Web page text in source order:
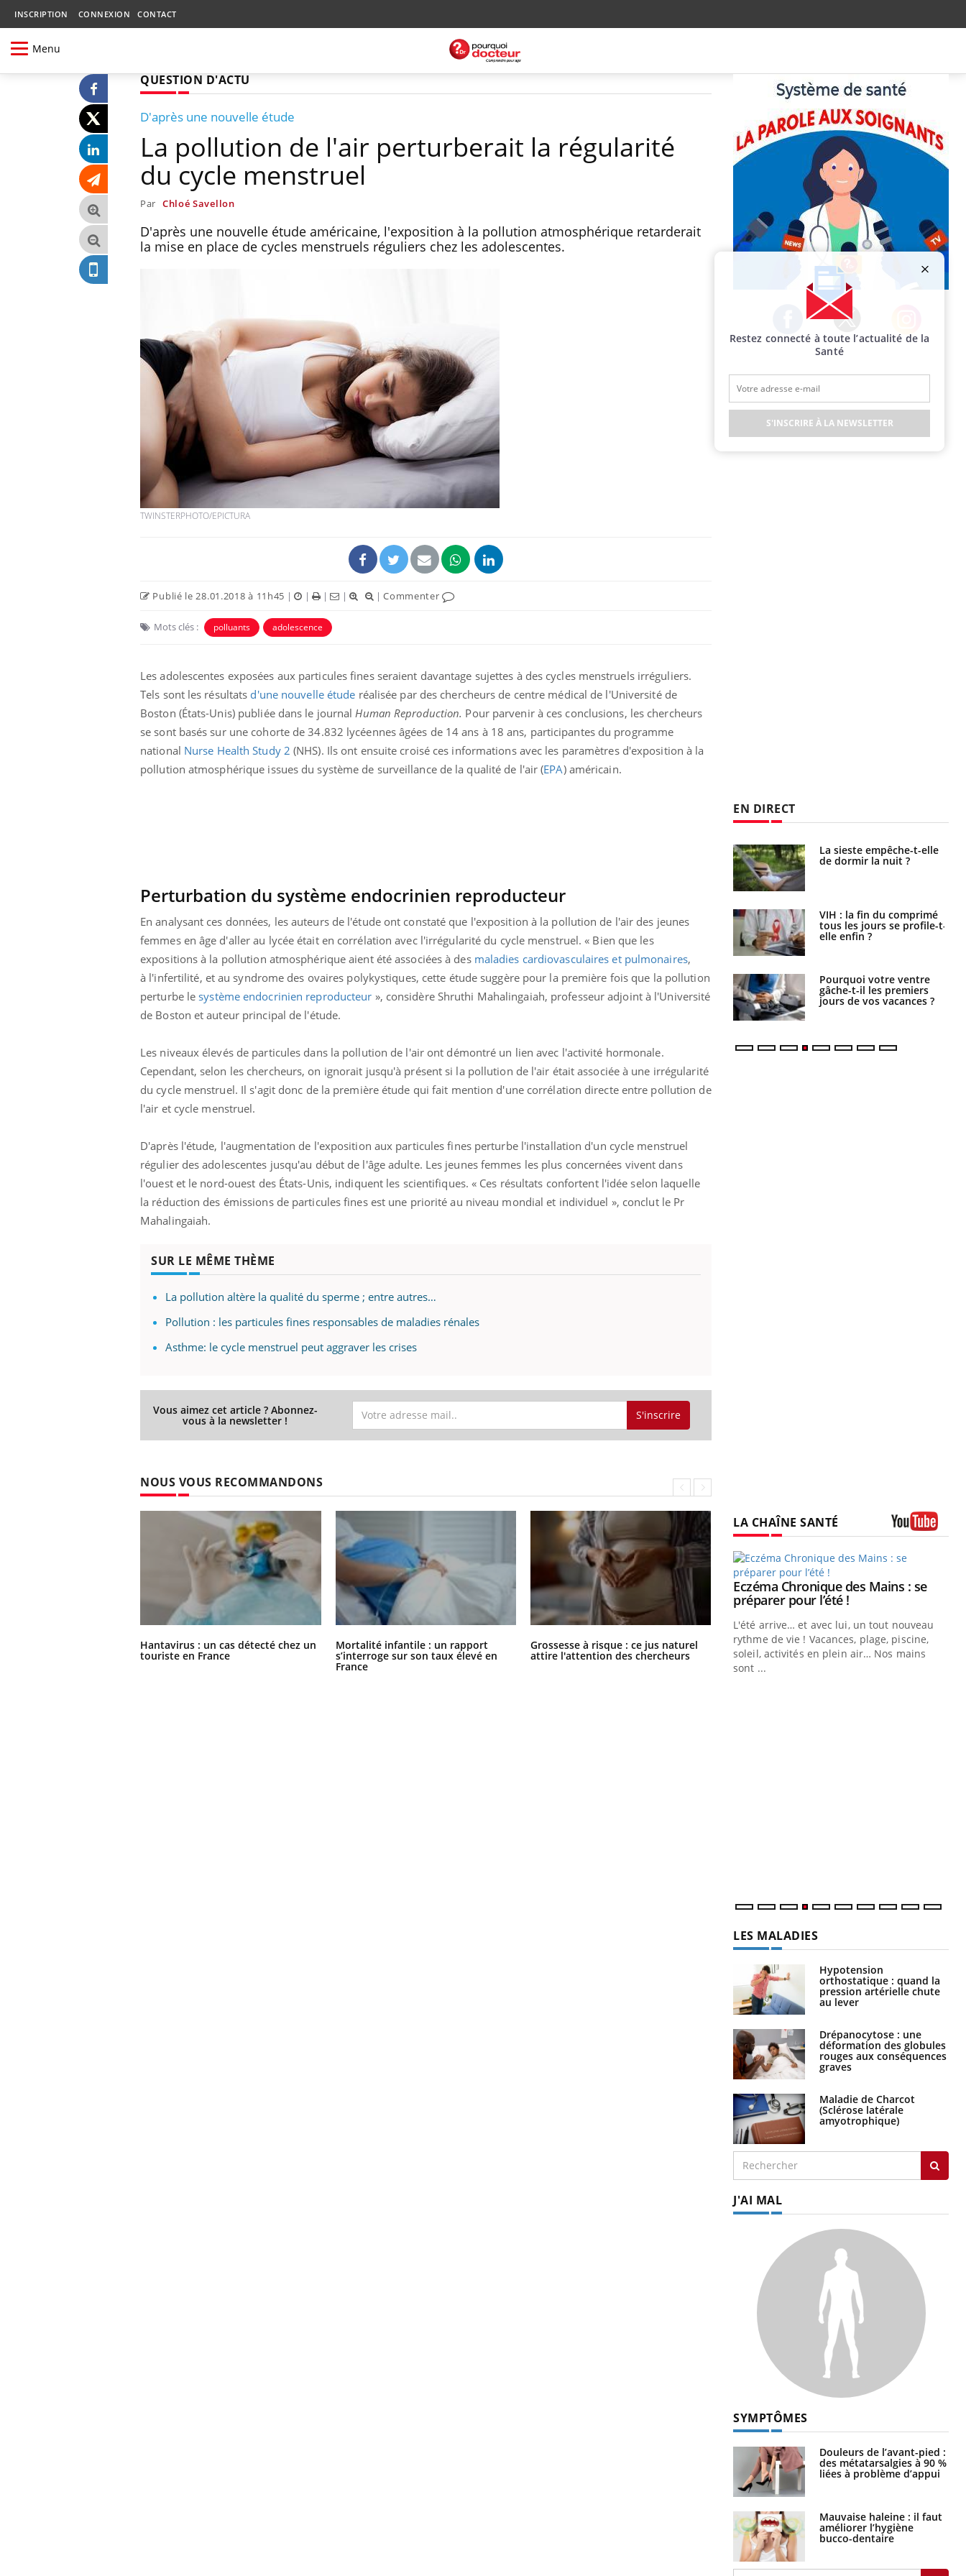
INSCRIPTION CONNEXION CONTACT
Menu
QUESTION D'ACTU
D'après une nouvelle étude
La pollution de l'air perturberait la régularité
du cycle menstruel
Par Chloé Savellon
D'après une nouvelle étude américaine, l'exposition à la pollution atmosphérique retarderait
la mise en place de cycles menstruels réguliers chez les adolescentes.
TWINSTERPHOTO/EPICTURA
Publié le 28.01.2018 à 11h45 | | | | |Commenter
Mots clés : polluants adolescence
Les adolescentes exposées aux particules fines seraient davantage sujettes à des cycles menstruels irréguliers.
Tels sont les résultats d'une nouvelle étude réalisée par des chercheurs de centre médical de l'Université de
Boston (États-Unis) publiée dans le journal Human Reproduction. Pour parvenir à ces conclusions, les chercheurs
se sont basés sur une cohorte de 34.832 lycéennes âgées de 14 ans à 18 ans, participantes du programme
national Nurse Health Study 2 (NHS). Ils ont ensuite croisé ces informations avec les paramètres d'exposition à la
pollution atmosphérique issues du système de surveillance de la qualité de l'air (EPA) américain.
Perturbation du système endocrinien reproducteur
En analysant ces données, les auteurs de l'étude ont constaté que l'exposition à la pollution de l'air des jeunes
femmes en âge d'aller au lycée était en corrélation avec l'irrégularité du cycle menstruel. « Bien que les
expositions à la pollution atmosphérique aient été associées à des maladies cardiovasculaires et pulmonaires,
à l'infertilité, et au syndrome des ovaires polykystiques, cette étude suggère pour la première fois que la pollution
perturbe le système endocrinien reproducteur », considère Shruthi Mahalingaiah, professeur adjoint à l'Université
de Boston et auteur principal de l'étude.
Les niveaux élevés de particules dans la pollution de l'air ont démontré un lien avec l'activité hormonale.
Cependant, selon les chercheurs, on ignorait jusqu'à présent si la pollution de l'air était associée à une irrégularité
du cycle menstruel. Il s'agit donc de la première étude qui fait mention d'une corrélation directe entre pollution de
l'air et cycle menstruel.
D'après l'étude, l'augmentation de l'exposition aux particules fines perturbe l'installation d'un cycle menstruel
régulier des adolescentes jusqu'au début de l'âge adulte. Les jeunes femmes les plus concernées vivent dans
l'ouest et le nord-ouest des États-Unis, indiquent les scientifiques. « Ces résultats confortent l'idée selon laquelle
la réduction des émissions de particules fines est une priorité au niveau mondial et individuel », conclut le Pr
Mahalingaiah.
SUR LE MÊME THÈME
La pollution altère la qualité du sperme ; entre autres…
Pollution : les particules fines responsables de maladies rénales
Asthme: le cycle menstruel peut aggraver les crises
Vous aimez cet article ? Abonnez-
vous à la newsletter ! S'inscrire
NOUS VOUS RECOMMANDONS
Hantavirus : un cas détecté chez un
touriste en France
Mortalité infantile : un rapport
s’interroge sur son taux élevé en
France
Grossesse à risque : ce jus naturel
attire l'attention des chercheurs
Comment oublier les écrans en
vacances ?
Facebook Twitter Instagram
EN DIRECT
Mortalité infantile : un
rapport s’interroge sur
son taux élevé en France
Grossesse à risque : ce jus
naturel attire l'attention
des chercheurs
Toujours connectés :
comment le travail
empiète de plus en plus
sur nos soirées
Cancer colorectal : une
stratégie simple aurait
changé la donne au Pays
Les médicaments GLP-1
protègent-ils aussi les os
?
Cytomégalovirus : ce qui
change dans la prise en
charge des femmes
La sieste empêche-t-elle
de dormir la nuit ?
VIH : la fin du comprimé
tous les jours se profile-t-
elle enfin ?
Pourquoi votre ventre
gâche-t-il les premiers
jours de vos vacances ?
LA CHAÎNE SANTÉ
Eczéma Chronique des Mains :
expliquer ma maladieYoutube
Il y a des sujets qui sont faciles à aborder...
d'autres non ! D'un côté, poser des
questions sur la maladie d'un proche c'est
Youtube
Carence en fer : comprendre pour
prévenirYoutube
Fatigue, irritabilité, brouillard mental ou
même alopécie… Les symptômes de la
carence en fer sont multiples ce qui la rend
Youtube
Insuline & Charge mentale : et si on
osait en parler??
En 2026, l'insuline dans le diabète de type 2
reste entourée d'idées reçues chez les
patients comme parfois chez les soignants.
Youtube
Eczéma Chronique des Mains : se
préparer pour l’été !Youtube
L'été arrive… et avec lui, un tout nouveau
rythme de vie ! Vacances, plage, piscine,
soleil, activités en plein air… Nos mains
sont ...
LES MALADIES
Hypotension
orthostatique : quand la
pression artérielle chute
au lever
Drépanocytose : une
déformation des globules
rouges aux conséquences
graves
Maladie de Charcot
(Sclérose latérale
amyotrophique)
J'AI MAL
SYMPTÔMES
Douleurs de l’avant-pied :
des métatarsalgies à 90 %
liées à problème d’appui
Mauvaise haleine : il faut
améliorer l’hygiène
bucco-dentaire
Restez connecté à toute l’actualité de la
Santé
S'INSCRIRE À LA NEWSLETTER